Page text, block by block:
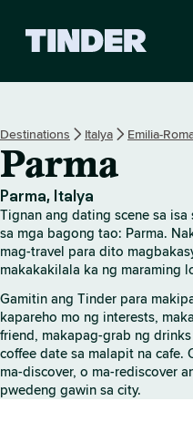
r
e
Destinations Italya Emilia-
Parma
Parma, Italya
Tignan ang dating scene sa
sa mga bagong tao: Parma.
mag-travel para dito
makakakilala ka ng maraming
Gamitin ang Tinder para
kapareho mo ng interests,
friend, makapag-grab ng
coffee date sa malapit na cafe.
ma-discover, o ma-rediscover
pwedeng gawin sa city.